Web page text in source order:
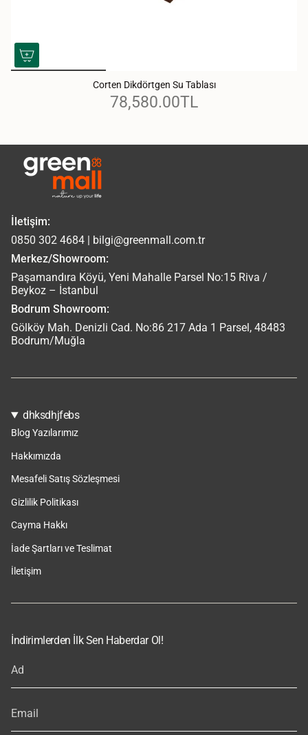
Corten Dikdörtgen Su Tablası
78,580.00TL
İletişim:
0850 302 4684 | bilgi@greenmall.com.tr
Merkez/Showroom:
Paşamandıra Köyü, Yeni Mahalle Parsel No:15 Riva /
Beykoz – İstanbul
Bodrum Showroom:
Gölköy Mah. Denizli Cad. No:86 217 Ada 1 Parsel, 48483
Bodrum/Muğla
dhksdhjfebs
Blog Yazılarımız
Hakkımızda
Mesafeli Satış Sözleşmesi
Gizlilik Politikası
Cayma Hakkı
İade Şartları ve Teslimat
İletişim
İndirimlerden İlk Sen Haberdar Ol!